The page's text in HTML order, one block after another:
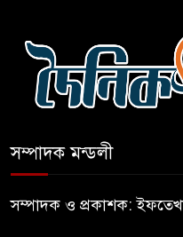
সম্পাদক মন্ডলী
সম্পাদক ও প্রকাশক: